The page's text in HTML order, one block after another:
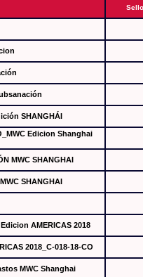
SHANGHÁI
Edicion Shanghai
MWC SHANGHAI
SHANGHAI
AMERICAS 2018
2018_C-018-18-CO
MWC Shanghai